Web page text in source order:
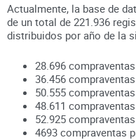
Actualmente, la base de
de un total de 221.936
distribuidos por año de la
28.696
36.456
50.555
48.611
52.925
4693 compraventas